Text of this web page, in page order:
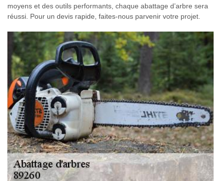
moyens et des outils performants, chaque abattage d’arbre sera
réussi. Pour un devis rapide, faites-nous parvenir votre projet.